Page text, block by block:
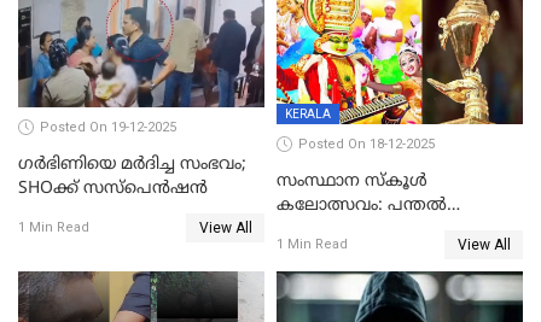
Posted On 19-12-2025
ഗര്‍ഭിണിയെ മർദിച്ച സംഭവം;
SHOക്ക് സസ്പെൻഷൻ
1 Min Read View All
KERALA
Posted On 18-12-2025
സംസ്ഥാന സ്കൂൾ
കലോത്സവം: പന്തൽ
1 Min Read View All